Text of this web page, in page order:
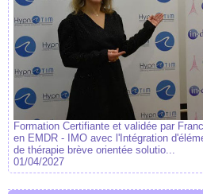
Formation Certifiante et validée par
en EMDR - IMO avec l'Intégration
de thérapie brève orientée solutio...
01/04/2027